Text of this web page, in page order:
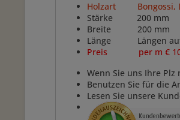
Holzart Bongossi,
Stärke 200 mm
Breite 200 mm
Länge Längen auf
Preis per m €
Wenn Sie uns Ihre
Benutzen Sie für die
Lesen Sie unsere